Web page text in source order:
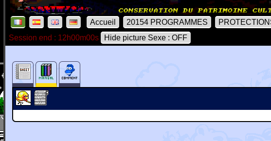
Accueil 20154 PROGRAMMES
Session end : 12h00m00s
Hide picture Sexe : OFF